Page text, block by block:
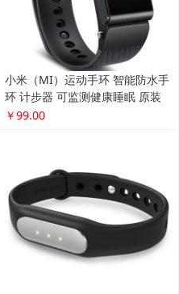
小米（MI）运动手环 智能防水手
环 计步器 可监测健康睡眠 原装
手环(光感版心率手环)
￥99.00